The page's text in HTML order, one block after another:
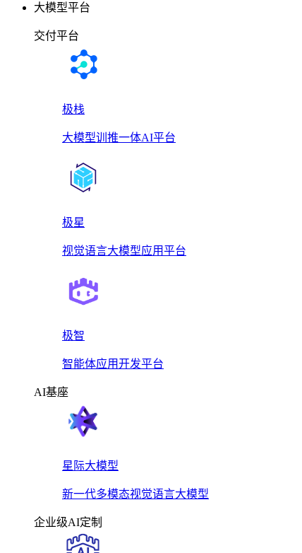
大模型平台
交付平台
极栈
大模型训推一体AI平台
极星
视觉语言大模型应用平台
极智
智能体应用开发平台
AI基座
星际大模型
新一代多模态视觉语言大模型
企业级AI定制